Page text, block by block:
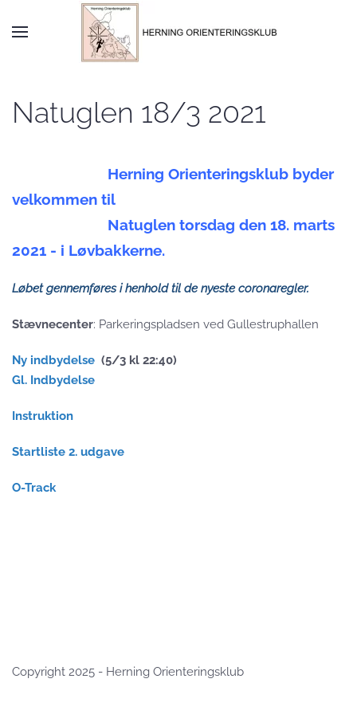
Skip to main content
Natuglen 18/3 2021
Herning Orienteringsklub byder
velkommen til
Natuglen torsdag den 18. marts
2021 - i Løvbakkerne.
Løbet gennemføres i henhold til de nyeste coronaregler.
Stævnecenter: Parkeringspladsen ved Gullestruphallen
Ny indbydelse (5/3 kl 22:40)
Gl. Indbydelse
Instruktion
Startliste 2. udgave
O-Track
Copyright 2025 - Herning Orienteringsklub